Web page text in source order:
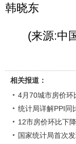
韩晓东
(来源:中国
相关报道：
4月70城市房价环
统计局详解PPI同
12市房价环比下
国家统计局首次